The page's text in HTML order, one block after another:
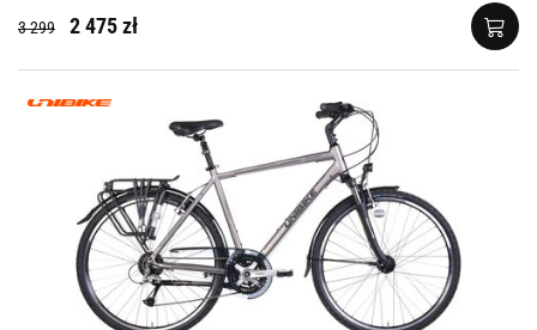
3 299 2 475 zł